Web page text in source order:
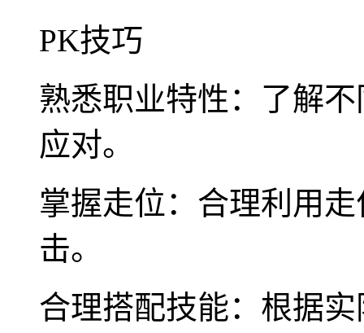
PK技巧
熟悉职业特性：了解
应对。
掌握走位：合理利用
击。
合理搭配技能：根据